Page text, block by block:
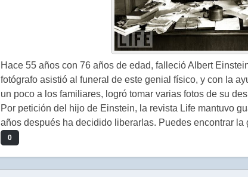
Hace 55 años con 76 años de edad, falleció Albert
fotógrafo asistió al funeral de este genial físico, y con la
un poco a los familiares, logró tomar varias fotos de su
Por petición del hijo de Einstein, la revista Life mantuvo
años después ha decidido liberarlas. Puedes encontrar la
0